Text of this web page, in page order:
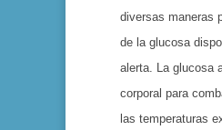
diversas maneras
de la glucosa
alerta. La glucosa
corporal para
las temperaturas